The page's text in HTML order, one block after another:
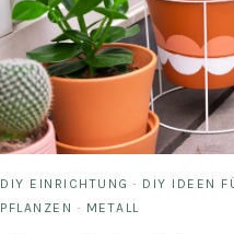
DIY EINRICHTUNG · DIY IDEEN
PFLANZEN · METALL